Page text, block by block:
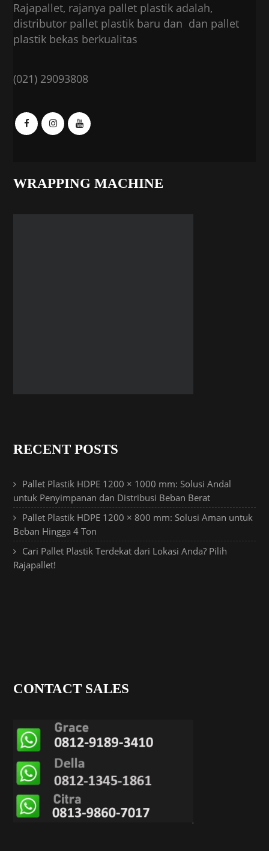
Rajapallet, rajanya pallet plastik adalah,
distributor pallet plastik baru dan dan pallet
plastik bekas berkualitas
(021) 29093808
WRAPPING MACHINE
RECENT POSTS
Pallet Plastik HDPE 1200 × 1000 mm: Solusi Andal
untuk Penyimpanan dan Distribusi Beban Berat
Pallet Plastik HDPE 1200 × 800 mm: Solusi Aman untuk
Beban Hingga 4 Ton
Cari Pallet Plastik Terdekat dari Lokasi Anda? Pilih
Rajapallet!
CONTACT SALES